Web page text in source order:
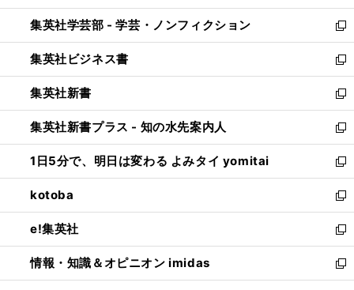
開
く
ウ
で
開
く
ン
ド
ウ
で
開
く
ウ
ィ
ン
ド
ウ
で
開
く
集英社学芸部 - 学芸・ノンフィクション
新
し
い
ウ
ィ
ン
ド
ウ
で
開
く
集英社ビジネス書
新
し
い
ウ
ィ
ン
ド
ウ
で
開
く
集英社新書
新
し
い
ウ
ィ
ン
ド
ウ
で
開
く
集英社新書プラス - 知の水先案内人
新
し
い
ウ
ィ
ン
ド
ウ
で
開
1日5分で、明日は変わる よみタイ yomitai
新
し
い
ウ
ィ
ン
ド
ウ
kotoba
新
し
い
ウ
ィ
ン
e!集英社
新
し
い
ウ
情報・知識＆オピニオン imidas
新
し